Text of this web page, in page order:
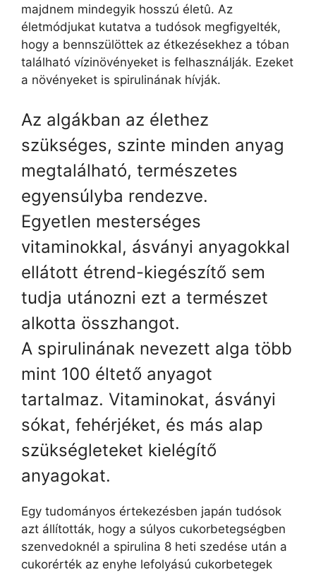
majdnem mindegyik hosszú életû. Az
életmódjukat kutatva a tudósok megfigyelték,
hogy a bennszülöttek az étkezésekhez a tóban
található vízinövényeket is felhasználják. Ezeket
a növényeket is spirulinának hívják.
Az algákban az élethez
szükséges, szinte minden anyag
megtalálható, természetes
egyensúlyba rendezve.
Egyetlen mesterséges
vitaminokkal, ásványi anyagokkal
ellátott étrend-kiegészítő sem
tudja utánozni ezt a természet
alkotta összhangot.
A spirulinának nevezett alga több
mint 100 éltető anyagot
tartalmaz. Vitaminokat, ásványi
sókat, fehérjéket, és más alap
szükségleteket kielégítő
anyagokat.
Egy tudományos értekezésben japán tudósok
azt állították, hogy a súlyos cukorbetegségben
szenvedoknél a spirulina 8 heti szedése után a
cukorérték az enyhe lefolyású cukorbetegek